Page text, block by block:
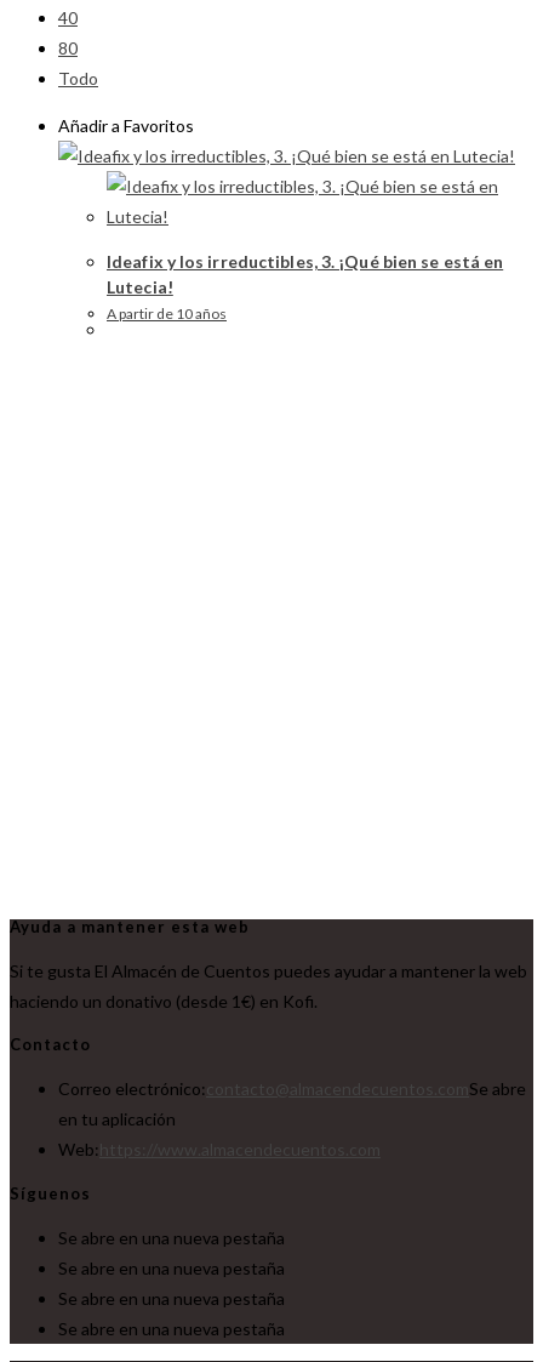
40
80
Todo
Añadir a Favoritos
Ideafix y los irreductibles, 3. ¡Qué bien se está en
Lutecia!
A partir de 10 años
Ayuda a mantener esta web
Si te gusta El Almacén de Cuentos puedes ayudar a mantener la web
haciendo un donativo (desde 1€) en Kofi.
Contacto
Correo electrónico:
Se abre
en tu aplicación
Web:
Síguenos
Se abre en una nueva pestaña
Se abre en una nueva pestaña
Se abre en una nueva pestaña
Se abre en una nueva pestaña